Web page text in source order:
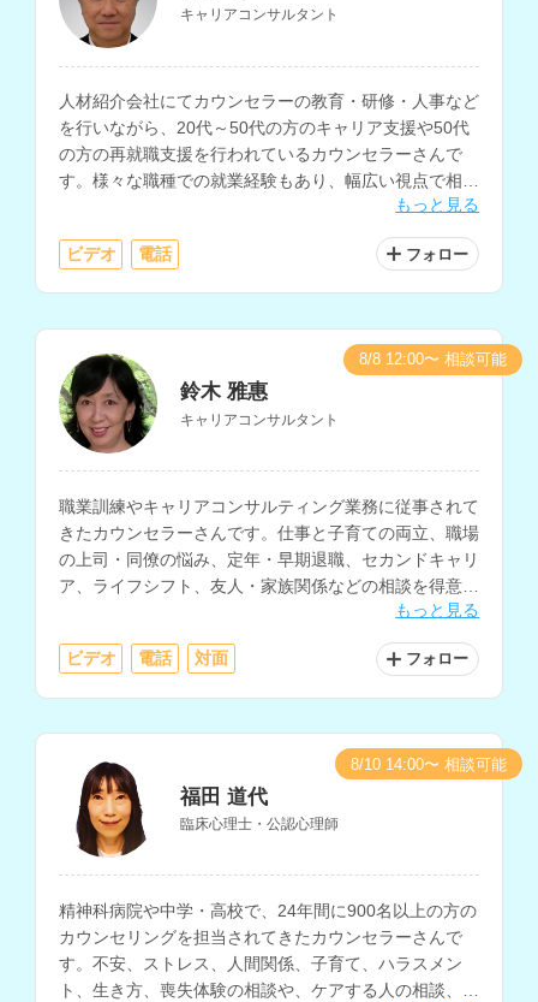
キャリアコンサルタント
人材紹介会社にてカウンセラーの教育・研修・人事など
を行いながら、20代～50代の方のキャリア支援や50代
の方の再就職支援を行われているカウンセラーさんで
す。様々な職種での就業経験もあり、幅広い視点で相談
もっと見る
ビデオ 電話 フォロー
鈴木 雅惠
キャリアコンサルタント
職業訓練やキャリアコンサルティング業務に従事されて
きたカウンセラーさんです。仕事と子育ての両立、職場
の上司・同僚の悩み、定年・早期退職、セカンドキャリ
ア、ライフシフト、友人・家族関係などの相談を得意と
もっと見る
ビデオ 電話 対面 フォロー
8/8 12:00〜 相談可能
福田 道代
臨床心理士・公認心理師
精神科病院や中学・高校で、24年間に900名以上の方の
カウンセリングを担当されてきたカウンセラーさんで
す。不安、ストレス、人間関係、子育て、ハラスメン
ト、生き方、喪失体験の相談や、ケアする人の相談、慢
8/10 14:00〜 相談可能